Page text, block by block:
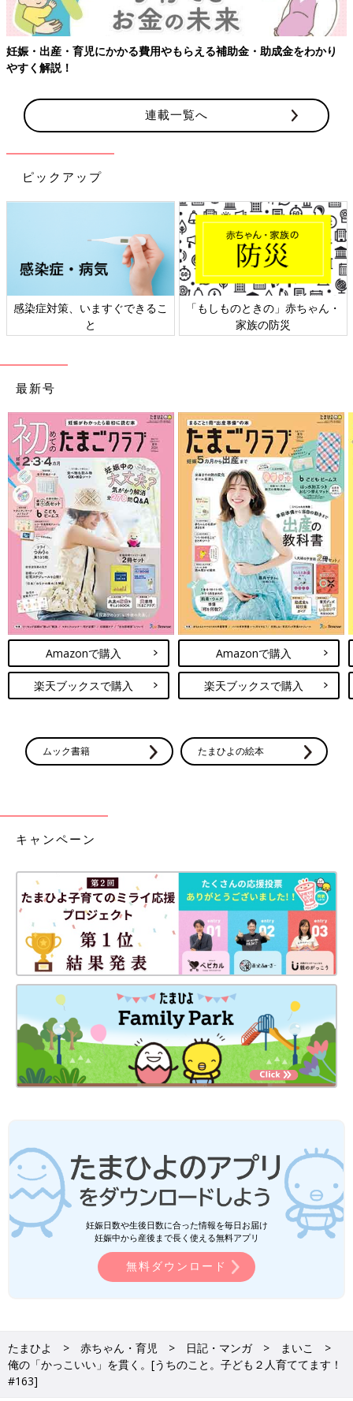
妊娠・出産・育児にかかる費用やもらえる補助金・助成金をわかり
やすく解説！
連載一覧へ
ピックアップ
感染症対策、いますぐできるこ
と
「もしものときの」赤ちゃん・
家族の防災
最新号
Amazonで購入
楽天ブックスで購入
Amazonで購入
楽天ブックスで購入
ムック書籍 たまひよの絵本
キャンペーン
妊娠日数や生後日数に合った情報を毎日お届け
妊娠中から産後まで長く使える無料アプリ
無料ダウンロード
たまひよ 赤ちゃん・育児 日記・マンガ
まいこ
俺の「かっこいい」を貫く。[うちのこと。子ども２人育ててます！
#163]